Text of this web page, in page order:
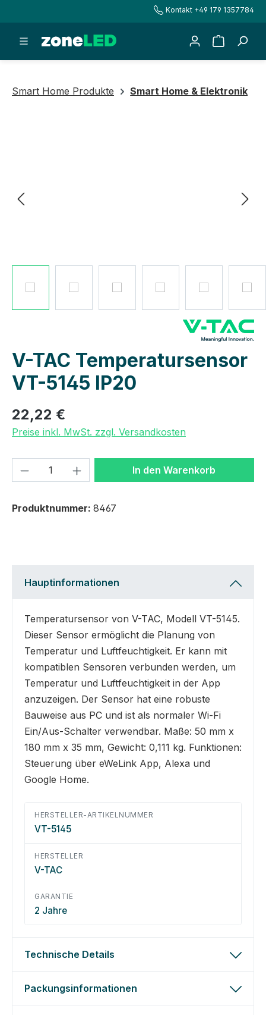
Kontakt +49 179 1357784
Smart Home Produkte Smart Home & Elektronik
V-TAC Temperatursensor
VT-5145 IP20
22,22 €
Preise inkl. MwSt. zzgl. Versandkosten
Produkt Anzahl: Gib denIn den Warenkorb
Produktnummer: 8467
Hauptinformationen
Temperatursensor von V-TAC, Modell VT-5145.
Dieser Sensor ermöglicht die Planung von
Temperatur und Luftfeuchtigkeit. Er kann mit
kompatiblen Sensoren verbunden werden, um
Temperatur und Luftfeuchtigkeit in der App
anzuzeigen. Der Sensor hat eine robuste
Bauweise aus PC und ist als normaler Wi-Fi
Ein/Aus-Schalter verwendbar. Maße: 50 mm x
180 mm x 35 mm, Gewicht: 0,111 kg. Funktionen:
Steuerung über eWeLink App, Alexa und
Google Home.
HERSTELLER-ARTIKELNUMMER
VT-5145
HERSTELLER
V-TAC
GARANTIE
2 Jahre
Technische Details
Packungsinformationen